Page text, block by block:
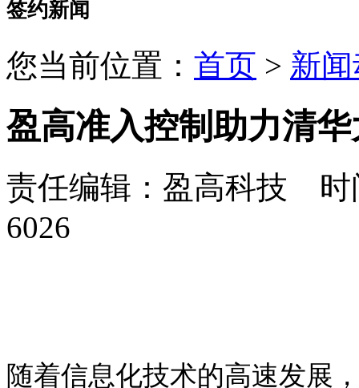
签约新闻
您当前位置： 首页 > 新
盈高准入控制助力清
责任编辑：盈高科技 时
6026
随着信息化技术的高速发展